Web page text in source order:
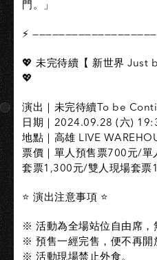
門。」
⚡
💖 未完待續【 新世界 Just
💖
演出｜未完待續To be
日期｜2024.09.28 (六)
地點｜高雄 LIVE
票價｜單人預售票700元/單
套票1,300元/雙人現場套票
⭐ 演出注意事項 ⭐
※ 活動為全場站位自由席，
※ 預售一經完售，便不再開
※ 活動現場禁止外食。